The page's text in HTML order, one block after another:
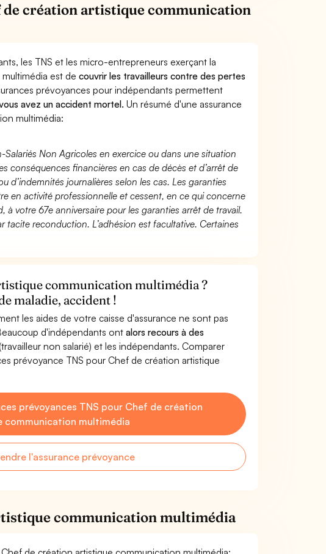
de création artistique communication
les TNS et les micro-entrepreneurs exerçant la
est decouvrir les travailleurs contre des pertes
prévoyances pour indépendants permettent
avez un accident mortel. Un résumé d'une assurance
multimédia:
Salariés Non Agricoles en exercice ou dans une situation
financières en cas de décès et d’arrêt de
d’indemnités journalières selon les cas. Les garanties
en activité professionnelle et cessent, en ce qui concerne
votre 67e anniversaire pour les garanties arrêt de travail.
tacite reconduction. L’adhésion est facultative. Certaines
communication multimédia ?
maladie, accident !
les aides de votre caisse d'assurance ne sont pas
d'indépendants ont alors recours à des
non salarié) et les indépendants. Comparer
prévoyance TNS pour Chef de création artistique
prévoyances TNS pour Chef de création
communication multimédia
l'assurance prévoyance
communication multimédia